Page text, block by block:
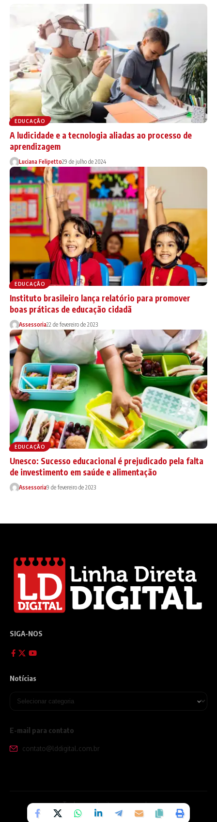
EDUCAÇÃO
A ludicidade e a tecnologia aliadas ao processo de
aprendizagem
Luciana Felipetto29 de julho de 2024
EDUCAÇÃO
Instituto brasileiro lança relatório para promover
boas práticas de educação cidadã
Assessoria22 de fevereiro de 2023
EDUCAÇÃO
Unesco: Sucesso educacional é prejudicado pela falta
de investimento em saúde e alimentação
Assessoria9 de fevereiro de 2023
SIGA-NOS
Notícias
E-mail para contato
contato@lddigital.com.br
Todos os direitos reservados